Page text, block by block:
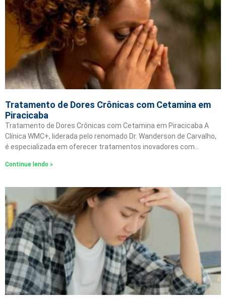
Tratamento de Dores Crônicas com Cetamina em
Piracicaba
Tratamento de Dores Crônicas com Cetamina em Piracicaba A
Clínica WMC+, liderada pelo renomado Dr. Wanderson de Carvalho,
é especializada em oferecer tratamentos inovadores com…
Continue lendo »